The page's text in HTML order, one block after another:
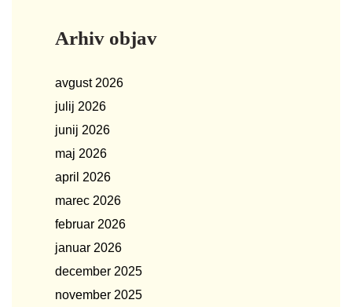
Arhiv objav
avgust 2026
julij 2026
junij 2026
maj 2026
april 2026
marec 2026
februar 2026
januar 2026
december 2025
november 2025